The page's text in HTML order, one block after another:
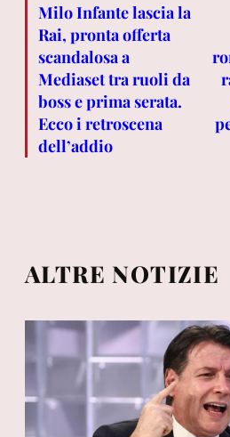
Milo Infante lascia la
Rai, pronta offerta
scandalosa a
Mediaset tra ruoli da
boss e prima serata.
Ecco i retroscena
dell’addio
ALTRE NOTIZIE